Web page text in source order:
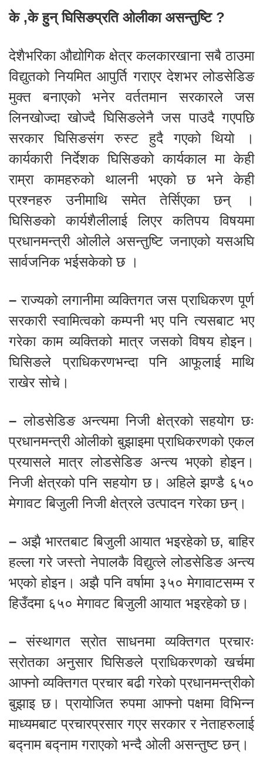
के ,के हुन् घिसिङप्रति ओलीका असन्तुष्टि ?
देशैभरिका औद्योगिक क्षेत्र कलकारखाना सबै ठाउमा
विद्युतको नियमित आपुर्ति गराएर देशभर लोडसेडिङ
मुक्त बनाएको भनेर वर्ततमान सरकारले जस
लिनखोज्दा खोज्दै घिसिङलेनै जस पाउदै गएपछि
सरकार घिसिङसंग रुस्ट हुदै गएको थियो ।
कार्यकारी निर्देशक घिसिङको कार्यकाल मा केही
राम्रा कामहरुको थालनी भएको छ भने केही
प्रश्नहरु उनीमाथि समेत तेर्सिएका छन् ।
घिसिङको कार्यशैलीलाई लिएर कतिपय विषयमा
प्रधानमन्त्री ओलीले असन्तुष्टि जनाएको यसअघि
सार्वजनिक भईसकेको छ ।
– राज्यको लगानीमा व्यक्तिगत जस प्राधिकरण पूर्ण
सरकारी स्वामित्वको कम्पनी भए पनि त्यसबाट भए
गरेका काम व्यक्तिको मात्र जसको विषय होइन।
घिसिङले प्राधिकरणभन्दा पनि आफूलाई माथि
राखेर सोचे।
– लोडसेडिङ अन्त्यमा निजी क्षेत्रको सहयोग छः
प्रधानमन्त्री ओलीको बुझाइमा प्राधिकरणको एकल
प्रयासले मात्र लोडसेडिङ अन्त्य भएको होइन।
निजी क्षेत्रको पनि सहयोग छ। अहिले झण्डै ६५०
मेगावट बिजुली निजी क्षेत्रले उत्पादन गरेका छन्।
– अझै भारतबाट बिजुली आयात भइरहेको छ, बाहिर
हल्ला गरे जस्तो नेपालकै विद्युत्ले लोडसेडिङ अन्त्य
भएको होइन। अझै पनि वर्षामा ३५० मेगावाटसम्म र
हिउँदमा ६५० मेगावट बिजुली आयात भइरहेको छ।
– संस्थागत स्रोत साधनमा व्यक्तिगत प्रचारः
स्रोतका अनुसार घिसिङले प्राधिकरणको खर्चमा
आफ्नो व्यक्तिगत प्रचार बढी गरेको प्रधानमन्त्रीको
बुझाइ छ। प्रायोजित रुपमा आफ्नो पक्षमा विभिन्न
माध्यमबाट प्रचारप्रसार गएर सरकार र नेताहरुलाई
बद्नाम बद्नाम गराएको भन्दै ओली असन्तुष्ट छन्।